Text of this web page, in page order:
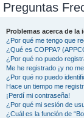
Preguntas
Problemas acerca de
¿Por qué me tengo que
¿Qué es COPPA?
¿Por qué no puedo
Me he registrado ¡y no
¿Por qué no puedo
Hace un tiempo me
¡Perdí mi contraseña!
¿Por qué mi sesión de
¿Cuál es la función de